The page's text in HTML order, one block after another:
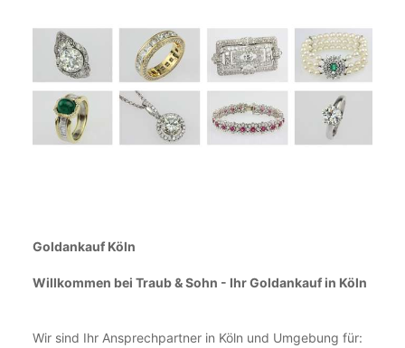
Goldankauf Köln
Willkommen bei Traub & Sohn - Ihr Goldankauf in Köln
Wir sind Ihr Ansprechpartner in Köln und Umgebung für: